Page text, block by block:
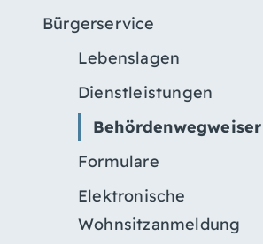
Bürgerservice
Lebenslagen
Dienstleistungen
Behördenwegweiser
Formulare
Elektronische
Wohnsitzanmeldung